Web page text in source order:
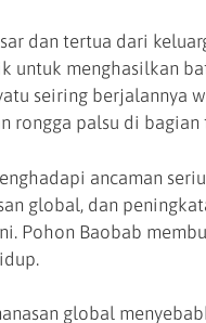
dan tertua dari
untuk menghasilkan
seiring berjalannya
rongga palsu di bagian
ancaman
global, dan
Pohon Baobab
global